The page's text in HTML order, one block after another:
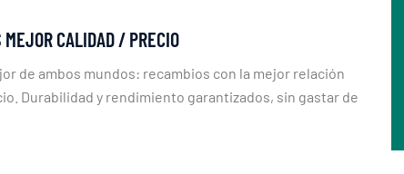
MEJOR CALIDAD / PRECIO
de ambos mundos: recambios con la mejor relación
Durabilidad y rendimiento garantizados, sin gastar de